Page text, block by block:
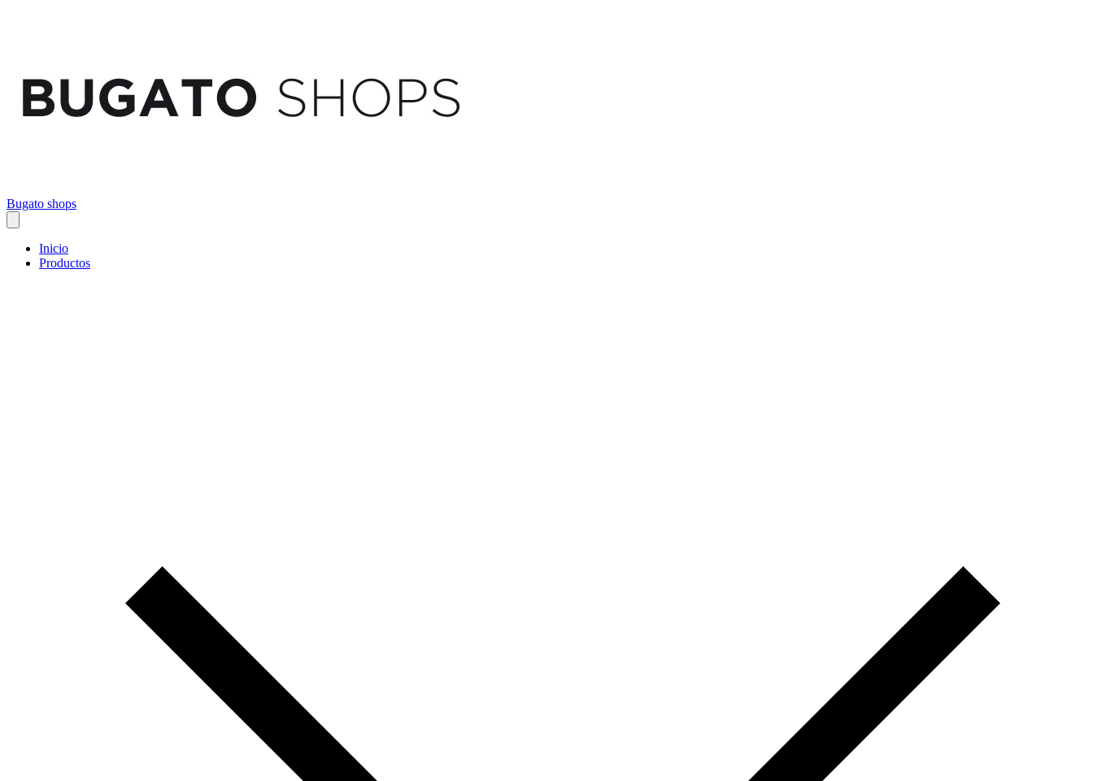
Bugato shops
Inicio
Productos